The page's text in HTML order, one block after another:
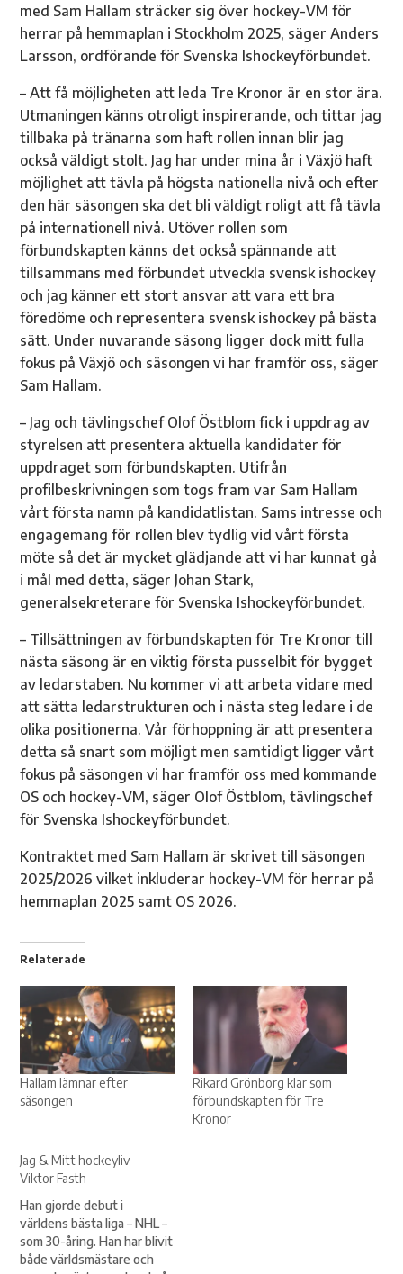
med Sam Hallam sträcker sig över hockey-VM för
herrar på hemmaplan i Stockholm 2025, säger Anders
Larsson, ordförande för Svenska Ishockeyförbundet.
– Att få möjligheten att leda Tre Kronor är en stor ära.
Utmaningen känns otroligt inspirerande, och tittar jag
tillbaka på tränarna som haft rollen innan blir jag
också väldigt stolt. Jag har under mina år i Växjö haft
möjlighet att tävla på högsta nationella nivå och efter
den här säsongen ska det bli väldigt roligt att få tävla
på internationell nivå. Utöver rollen som
förbundskapten känns det också spännande att
tillsammans med förbundet utveckla svensk ishockey
och jag känner ett stort ansvar att vara ett bra
föredöme och representera svensk ishockey på bästa
sätt. Under nuvarande säsong ligger dock mitt fulla
fokus på Växjö och säsongen vi har framför oss, säger
Sam Hallam.
– Jag och tävlingschef Olof Östblom fick i uppdrag av
styrelsen att presentera aktuella kandidater för
uppdraget som förbundskapten. Utifrån
profilbeskrivningen som togs fram var Sam Hallam
vårt första namn på kandidatlistan. Sams intresse och
engagemang för rollen blev tydlig vid vårt första
möte så det är mycket glädjande att vi har kunnat gå
i mål med detta, säger Johan Stark,
generalsekreterare för Svenska Ishockeyförbundet.
– Tillsättningen av förbundskapten för Tre Kronor till
nästa säsong är en viktig första pusselbit för bygget
av ledarstaben. Nu kommer vi att arbeta vidare med
att sätta ledarstrukturen och i nästa steg ledare i de
olika positionerna. Vår förhoppning är att presentera
detta så snart som möjligt men samtidigt ligger vårt
fokus på säsongen vi har framför oss med kommande
OS och hockey-VM, säger Olof Östblom, tävlingschef
för Svenska Ishockeyförbundet.
Kontraktet med Sam Hallam är skrivet till säsongen
2025/2026 vilket inkluderar hockey-VM för herrar på
hemmaplan 2025 samt OS 2026.
Relaterade
Hallam lämnar efter
säsongen
Rikard Grönborg klar som
förbundskapten för Tre
Kronor
Jag & Mitt hockeyliv –
Viktor Fasth
Han gjorde debut i
världens bästa liga – NHL –
som 30-åring. Han har blivit
både världsmästare och